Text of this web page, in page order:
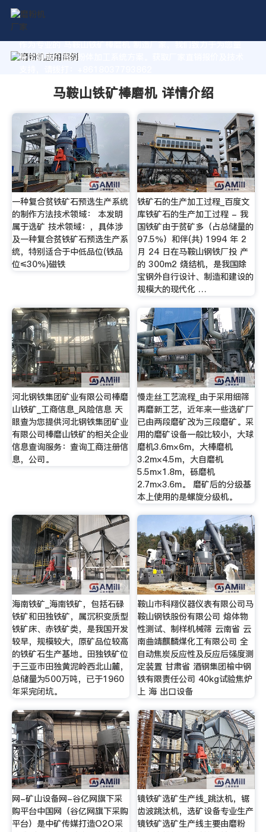
作为专业的 马鞍山铁矿棒磨机 制造厂家，我们致力于为您量
身定制高价值的粉体加工系统方案。获取厂家直销报价及技术
马鞍山铁矿棒磨机 详情介绍
一种复合贫铁矿石预选生产系统
的制作方法技术领域： 本发明
属于选矿 技术领域：，具体涉
及一种复合贫铁矿石预选生产系
统，特别适合于中低品位(铁品
位≤30％)磁铁
铁矿石的生产加工过程_百度文
库铁矿石的生产加工过程 - 我
国铁矿由于贫矿多（占总储量的
97.5％）和伴(共) 1994 年 2
月 24 日在马鞍山钢铁厂投 产
的 300m2 烧结机，是我国除
宝钢外自行设计、制造和建设的
规模大的现代化 …
河北钢铁集团矿业有限公司棒磨
山铁矿_工商信息_风险信息 天
眼查为您提供河北钢铁集团矿业
有限公司棒磨山铁矿的相关企业
信息查询服务：查询工商注册信
息，公司。
慢走丝工艺流程_由于采用细筛
再磨新工艺，近年来一些选矿厂
已由两段磨矿改为三段磨矿。采
用的磨矿设备一般比较小，大球
磨机3.6m×6m，大棒磨机
3.2m×4.5m，大自磨机
5.5m×1.8m，砾磨机
2.7m×3.6m。 磨矿后的分级基
本上使用的是螺旋分级机。
海南铁矿_海南铁矿，包括石碌
铁矿和田独铁矿，属沉积变质型
铁矿床、赤铁矿类，是我国开发
较早，规模较大，原矿品位较高
的铁矿石生产基地。田独铁矿位
于三亚市田独黄泥岭西北山麓，
总储量为500万吨，已于1960
年采完闭坑。
鞍山市科翔仪器仪表有限公司马
鞍山钢铁股份有限公司 熔体物
性测试、制样机械筛 云南省 云
南曲靖麒麟煤化工有限公司 全
自动焦炭反应性及反应后强度测
定装置 甘肃省 酒钢集团榆中钢
铁有限责任公司 40kg试验焦炉
上 海 出口设备
网-矿山设备网-谷亿网旗下采
购平台中国网（谷亿网旗下采购
平台）是中矿传媒打造O2O采
镜铁矿选矿生产线_跳汰机，锯
齿波跳汰机，选矿设备专业生产
镜铁矿选矿生产线主要由磨粉